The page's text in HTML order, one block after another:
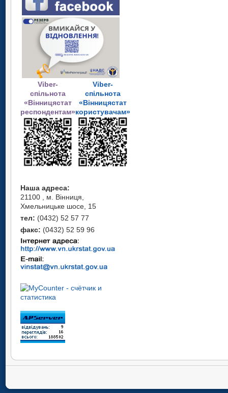
Viber-
спільнота
«Вінницястат
респондентам»
Viber-
спільнота
«Вінницястат
користувачам»
Наша адреса:
21100 , м. Вінниця,
Хмельницьке шосе, 15
тел: (0432) 52 57 77
факс: (0432) 52 59 96